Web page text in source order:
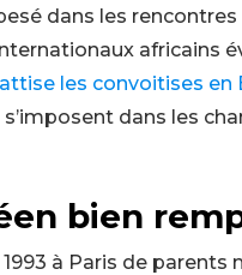
dans les
africains
les convoitises en
dans les
bien
à Paris de